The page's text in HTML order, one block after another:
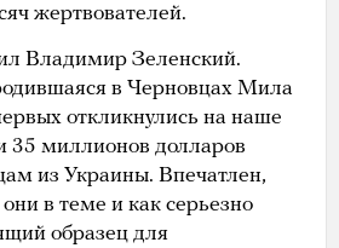
жертвователей.
Владимир Зеленский.
в Черновцах Мила
откликнулись на наше
35 миллионов долларов
из Украины. Впечатлен,
они в теме и как серьезно
образец для